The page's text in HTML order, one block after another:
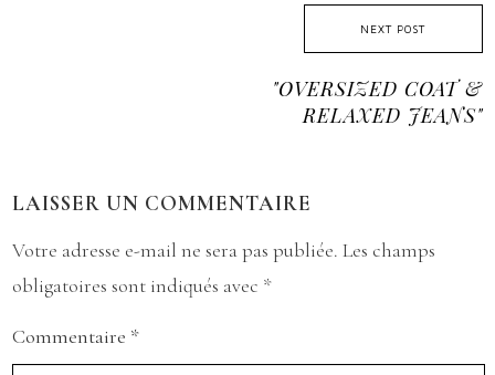
NEXT POST
"OVERSIZED COAT &
RELAXED JEANS"
LAISSER UN COMMENTAIRE
Votre adresse e-mail ne sera pas publiée. Les champs
obligatoires sont indiqués avec *
Commentaire *